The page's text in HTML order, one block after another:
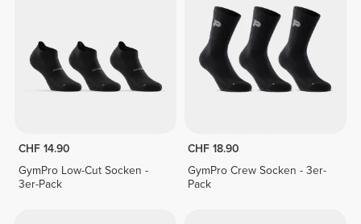
CHF 14.90
GymPro Low-Cut Socken -
3er-Pack
CHF 18.90
GymPro Crew Socken - 3er-
Pack